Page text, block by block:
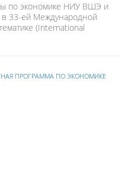
по экономике НИУ ВШЭ и
33-ей Международной
(International
ПРОГРАММА ПО ЭКОНОМИКЕ